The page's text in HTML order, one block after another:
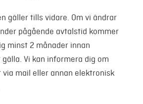
gäller tills vidare. Om vi ändrar
pågående avtalstid kommer
minst 2 månader innan
Vi kan informera dig om
mail eller annan elektronisk